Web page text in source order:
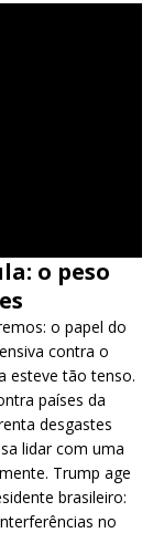
o peso
o papel do
contra o
esteve tão tenso.
países da
desgastes
lidar com uma
Trump age
brasileiro:
no